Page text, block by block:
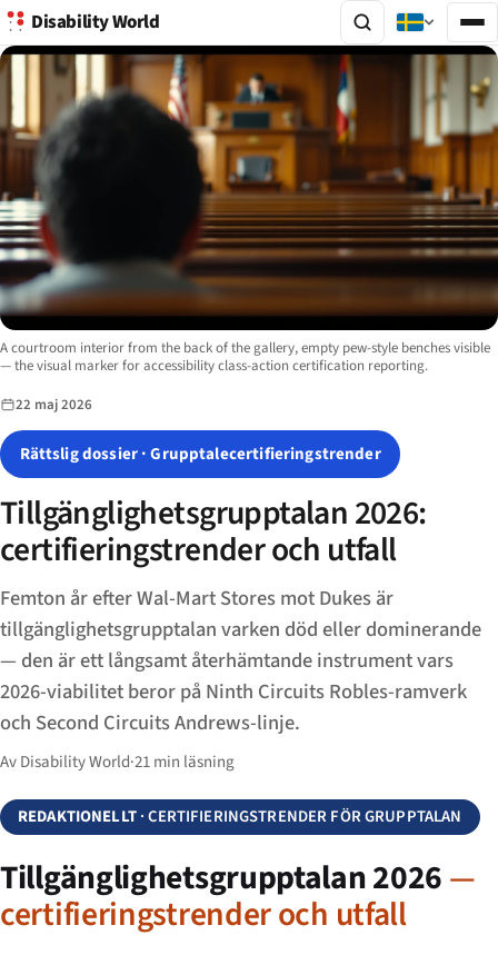
Disability World
Image description:
A courtroom interior from the back of the gallery, empty pew-style benches visible
— the visual marker for accessibility class-action certification reporting.
22 maj 2026
Rättslig dossier · Grupptale­certifieringstrender
Tillgänglighets­grupptalan 2026:
certifieringstrender och utfall
Femton år efter Wal-Mart Stores mot Dukes är
tillgänglighets­grupptalan varken död eller dominerande
— den är ett långsamt återhämtande instrument vars
2026-viabilitet beror på Ninth Circuits Robles-ramverk
och Second Circuits Andrews-linje.
Av Disability World·21 min läsning
REDAKTIONELLT· CERTIFIERINGSTRENDER FÖR GRUPPTALAN
Tillgänglighets­grupptalan 2026—
certifieringstrender och utfall